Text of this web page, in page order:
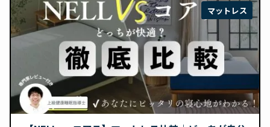
マットレス